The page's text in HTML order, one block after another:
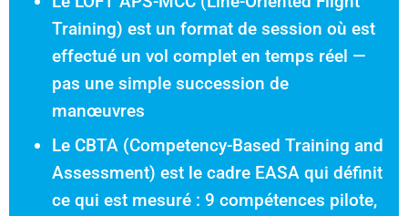
Training) est un format de session où est
effectué un vol complet en temps réel —
pas une simple succession de
manœuvres
Le CBTA (Competency-Based Training and
Assessment) est le cadre EASA qui définit
ce qui est mesuré : 9 compétences pilote,